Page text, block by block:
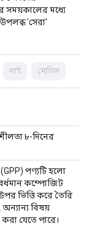
সময়কালের মধ্যে
'সেরা'
লাই মোডিস
৮-দিনের
পণ্যটি হলো
কম্পোজিট
ভিত্তি করে তৈরি
অন্যান্য বিষয়
যেতে পারে।